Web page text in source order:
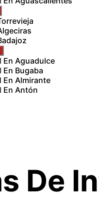
En Aguadulce
En Bugaba
En Almirante
En Antón
De